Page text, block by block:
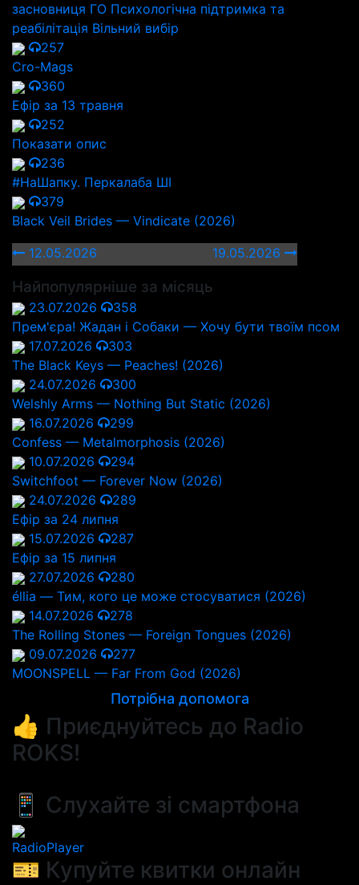
засновниця ГО Психологічна підтримка та
реабілітація Вільний вибір
257
Cro-Mags
360
Ефір за 13 травня
252
Показати опис
236
#НаШапку. Перкалаба ШІ
379
Black Veil Brides — Vindicate (2026)
12.05.2026
19.05.2026
Найпопулярніше за місяць
23.07.2026
358
Прем'єра! Жадан і Собаки — Хочу бути твоїм псом
17.07.2026
303
The Black Keys — Peaches! (2026)
24.07.2026
300
Welshly Arms — Nothing But Static (2026)
16.07.2026
299
Confess — Metalmorphosis (2026)
10.07.2026
294
Switchfoot — Forever Now (2026)
24.07.2026
289
Ефір за 24 липня
15.07.2026
287
Ефір за 15 липня
27.07.2026
280
éllia — Тим, кого це може стосуватися (2026)
14.07.2026
278
The Rolling Stones — Foreign Tongues (2026)
09.07.2026
277
MOONSPELL — Far From God (2026)
Потрібна допомога
👍 Приєднуйтесь до Radio
ROKS!
📱 Слухайте зі смартфона
RadioPlayer
🎫 Купуйте квитки онлайн